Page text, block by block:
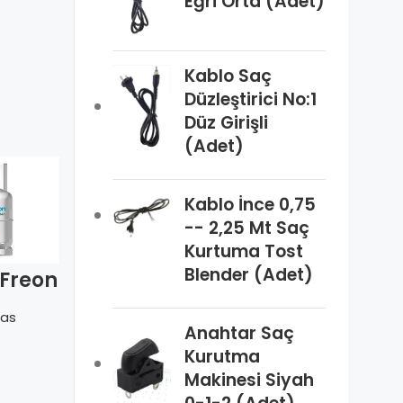
R-508B
Tekrar
Doldurulabili
r Tüplü 9.08
Kg
R-1234yf
Tekrar
Doldurulabili
r Tüplü 5 Kg
Kablo Saç
Düzleştirici No:1
Düz Girişli
(Adet)
Kablo İnce 0,75
-- 2,25 Mt Saç
Kurtuma Tost
Blender (Adet)
Anahtar Saç
Kurutma
Makinesi Siyah